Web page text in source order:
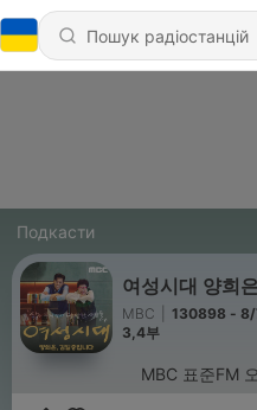
Подкасти
여성시대 양희
MBC
130898 - 8/
3,4부
MBC 표준FM